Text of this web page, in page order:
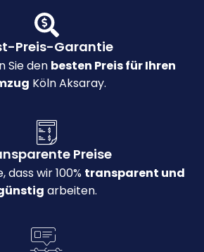
Preis-Garantie
Sie den besten Preis für Ihren
Köln Aksaray.
Preise
dass wir 100% transparent und
arbeiten.